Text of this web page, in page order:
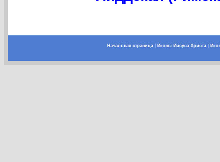
Начальная страница| Иконы Иисуса Христа|